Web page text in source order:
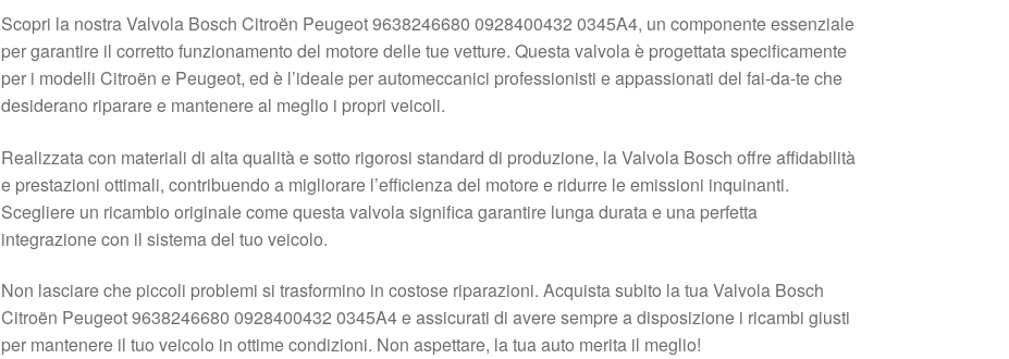
Scopri la nostra Valvola Bosch Citroën Peugeot 9638246680 0928400432 0345A4, un componente essenziale
per garantire il corretto funzionamento del motore delle tue vetture. Questa valvola è progettata specificamente
per i modelli Citroën e Peugeot, ed è l’ideale per automeccanici professionisti e appassionati del fai-da-te che
desiderano riparare e mantenere al meglio i propri veicoli.
Realizzata con materiali di alta qualità e sotto rigorosi standard di produzione, la Valvola Bosch offre affidabilità
e prestazioni ottimali, contribuendo a migliorare l’efficienza del motore e ridurre le emissioni inquinanti.
Scegliere un ricambio originale come questa valvola significa garantire lunga durata e una perfetta
integrazione con il sistema del tuo veicolo.
Non lasciare che piccoli problemi si trasformino in costose riparazioni. Acquista subito la tua Valvola Bosch
Citroën Peugeot 9638246680 0928400432 0345A4 e assicurati di avere sempre a disposizione i ricambi giusti
per mantenere il tuo veicolo in ottime condizioni. Non aspettare, la tua auto merita il meglio!